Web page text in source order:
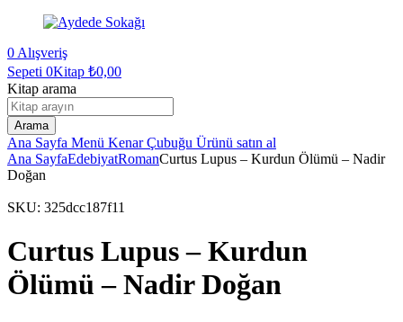
0 Alışveriş
Sepeti 0Kitap ₺0,00
Kitap arama
Arama
Ana Sayfa Menü Kenar Çubuğu Ürünü satın al
Ana SayfaEdebiyatRomanCurtus Lupus – Kurdun Ölümü – Nadir
Doğan
SKU: 325dcc187f11
Curtus Lupus – Kurdun
Ölümü – Nadir Doğan